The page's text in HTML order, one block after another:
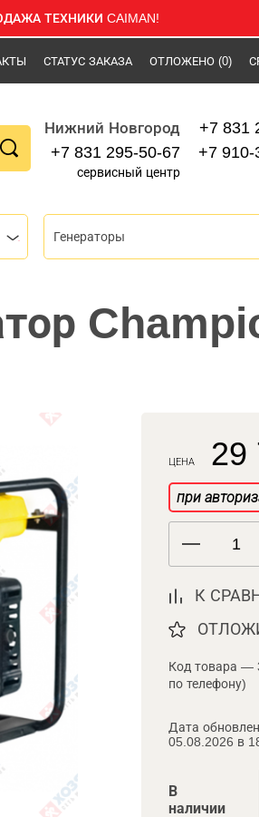
ТЕХНИКИ CAIMAN!
СТАТУС ЗАКАЗА ОТЛОЖЕНО (0)
Нижний Новгород
+7 831 295-50-67
сервисный центр
+7 831
+7 910-
Генераторы
ЦЕНА 29
при
К
Код товара —
по телефону)
Дата
05.08.2026 в
В
наличии